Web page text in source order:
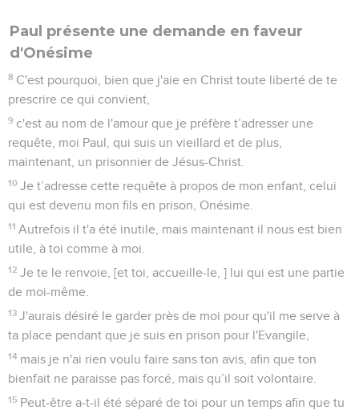
Paul présente une demande en faveur
d'Onésime
8 C'est pourquoi, bien que j'aie en Christ toute liberté de te
prescrire ce qui convient,
9 c'est au nom de l'amour que je préfère t’adresser une
requête, moi Paul, qui suis un vieillard et de plus,
maintenant, un prisonnier de Jésus-Christ.
10 Je t’adresse cette requête à propos de mon enfant, celui
qui est devenu mon fils en prison, Onésime.
11 Autrefois il t'a été inutile, mais maintenant il nous est bien
utile, à toi comme à moi.
12 Je te le renvoie, [et toi, accueille-le, ] lui qui est une partie
de moi-même.
13 J'aurais désiré le garder près de moi pour qu'il me serve à
ta place pendant que je suis en prison pour l'Evangile,
14 mais je n'ai rien voulu faire sans ton avis, afin que ton
bienfait ne paraisse pas forcé, mais qu’il soit volontaire.
15 Peut-être a-t-il été séparé de toi pour un temps afin que tu